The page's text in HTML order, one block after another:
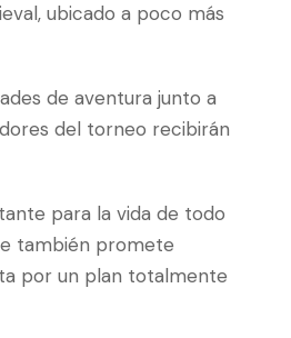
ubicado a poco más
de aventura junto a
del torneo recibirán
para la vida de todo
también promete
por un plan totalmente